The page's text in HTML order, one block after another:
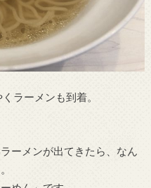
ラーメンも到着。
ーメンが出てきたら、なん